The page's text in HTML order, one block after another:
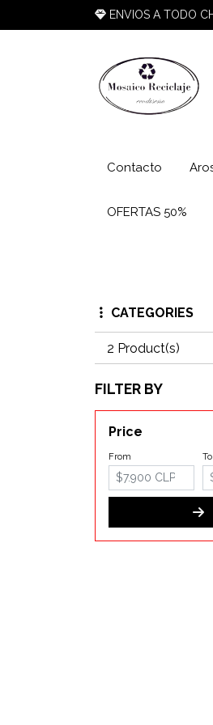
ENVIOS A TODO
Contacto
OFERTAS 50%
CATEGORIES
2 Product(s)
FILTER BY
Price
From To